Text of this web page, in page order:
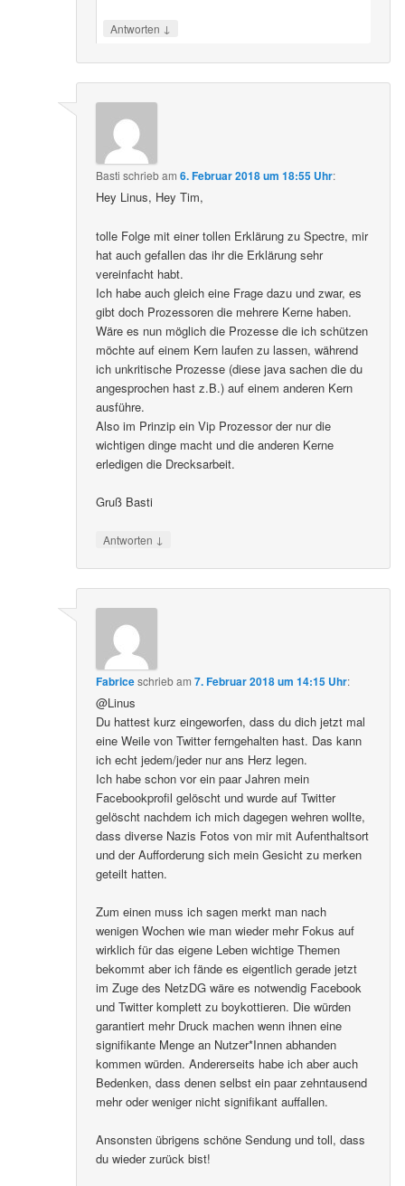
Antworten ↓
Basti schriebam6. Februar 2018 um 18:55 Uhr:
Hey Linus, Hey Tim,
tolle Folge mit einer tollen Erklärung zu Spectre, mir
hat auch gefallen das ihr die Erklärung sehr
vereinfacht habt.
Ich habe auch gleich eine Frage dazu und zwar, es
gibt doch Prozessoren die mehrere Kerne haben.
Wäre es nun möglich die Prozesse die ich schützen
möchte auf einem Kern laufen zu lassen, während
ich unkritische Prozesse (diese java sachen die du
angesprochen hast z.B.) auf einem anderen Kern
ausführe.
Also im Prinzip ein Vip Prozessor der nur die
wichtigen dinge macht und die anderen Kerne
erledigen die Drecksarbeit.
Gruß Basti
Antworten ↓
Fabriceschriebam7. Februar 2018 um 14:15 Uhr:
@Linus
Du hattest kurz eingeworfen, dass du dich jetzt mal
eine Weile von Twitter ferngehalten hast. Das kann
ich echt jedem/jeder nur ans Herz legen.
Ich habe schon vor ein paar Jahren mein
Facebookprofil gelöscht und wurde auf Twitter
gelöscht nachdem ich mich dagegen wehren wollte,
dass diverse Nazis Fotos von mir mit Aufenthaltsort
und der Aufforderung sich mein Gesicht zu merken
geteilt hatten.
Zum einen muss ich sagen merkt man nach
wenigen Wochen wie man wieder mehr Fokus auf
wirklich für das eigene Leben wichtige Themen
bekommt aber ich fände es eigentlich gerade jetzt
im Zuge des NetzDG wäre es notwendig Facebook
und Twitter komplett zu boykottieren. Die würden
garantiert mehr Druck machen wenn ihnen eine
signifikante Menge an Nutzer*Innen abhanden
kommen würden. Andererseits habe ich aber auch
Bedenken, dass denen selbst ein paar zehntausend
mehr oder weniger nicht signifikant auffallen.
Ansonsten übrigens schöne Sendung und toll, dass
du wieder zurück bist!